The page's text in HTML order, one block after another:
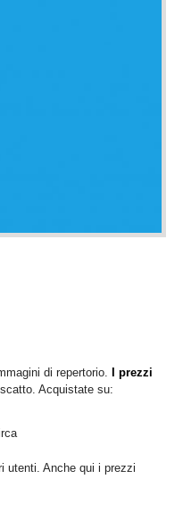
di repertorio.
I prezzi
Acquistate su:
utenti. Anche qui i prezzi